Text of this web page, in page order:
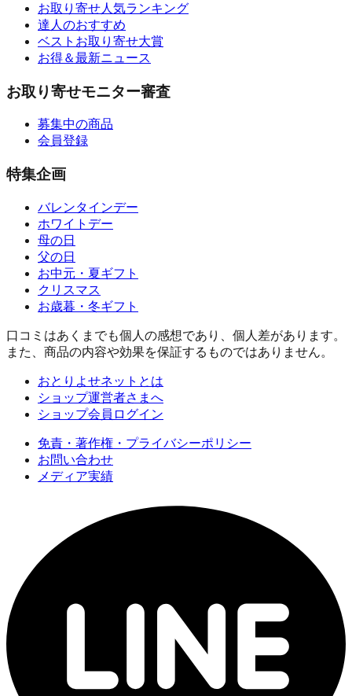
お取り寄せ人気ランキング
達人のおすすめ
ベストお取り寄せ大賞
お得＆最新ニュース
お取り寄せモニター審査
募集中の商品
会員登録
特集企画
バレンタインデー
ホワイトデー
母の日
父の日
お中元・夏ギフト
クリスマス
お歳暮・冬ギフト
口コミはあくまでも個人の感想であり、個人差があります。
また、商品の内容や効果を保証するものではありません。
おとりよせネットとは
ショップ運営者さまへ
ショップ会員ログイン
免責・著作権・プライバシーポリシー
お問い合わせ
メディア実績